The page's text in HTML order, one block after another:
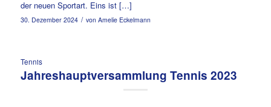
der neuen Sportart. Eins ist […]
30. Dezember 2024 / von Amelie Eckelmann
Tennis
Jahreshauptversammlung Tennis 2023